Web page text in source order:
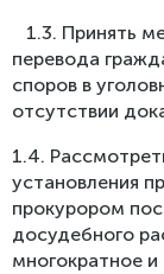
1.3. Принять
перевода
споров в
отсутствии
1.4.
установления
прокурором
досудебного
многократное